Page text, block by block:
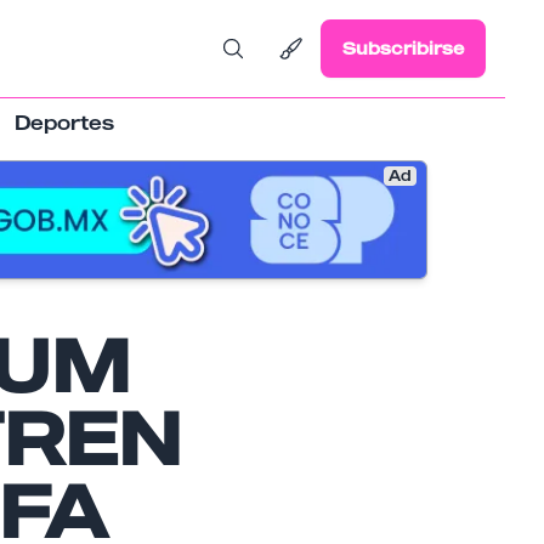
Subscribirse
Deportes
Ad